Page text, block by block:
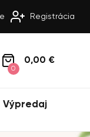
Registrácia
0
0,00 €
Výpredaj